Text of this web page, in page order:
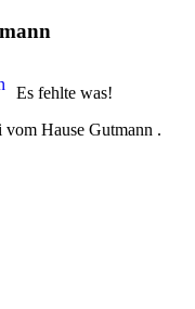
Es fehlte was!
Hause Gutmann .